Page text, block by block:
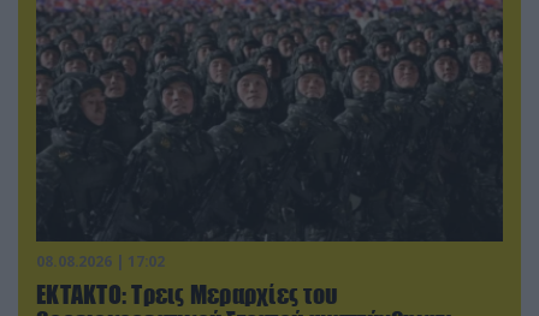
08.08.2026 | 17:02
ΕΚΤΑΚΤΟ: Τρεις Μεραρχίες του